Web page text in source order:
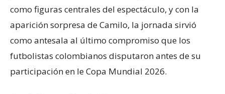
como figuras centrales del espectáculo, y con la
aparición sorpresa de Camilo, la jornada sirvió
como antesala al último compromiso que los
futbolistas colombianos disputaron antes de su
participación en le Copa Mundial 2026.